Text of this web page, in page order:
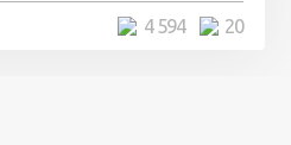
20
4 594